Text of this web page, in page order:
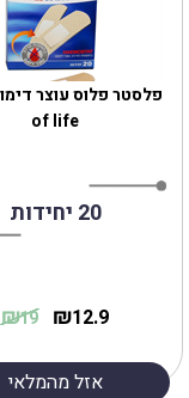
of life
20 יחידות
12.9
₪
19
₪
אזל מהמלאי